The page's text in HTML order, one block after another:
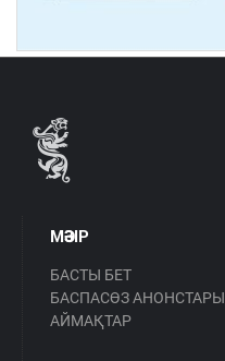
МӘЗІР
БАСТЫ БЕТ
БАСПАСӨЗ АНОНСТАРЫ
АЙМАҚТАР